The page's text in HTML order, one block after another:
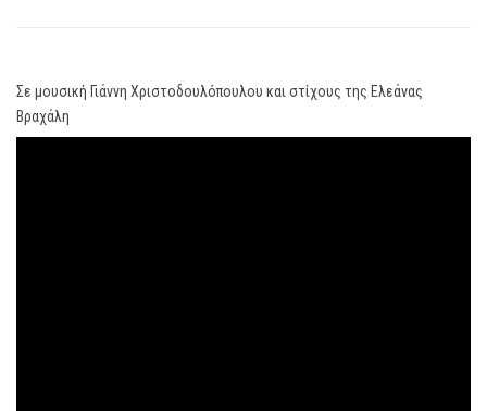
Σε μουσική Γιάννη Χριστοδουλόπουλου και στίχους της Ελεάνας
Βραχάλη